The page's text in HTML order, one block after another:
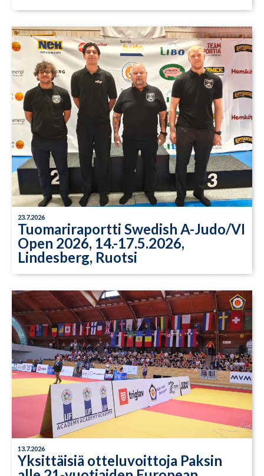
23.7.2026
Tuomariraportti Swedish A-Judo/VI
Open 2026, 14.-17.5.2026,
Lindesberg, Ruotsi
13.7.2026
Yksittäisiä otteluvoittoja Paksin